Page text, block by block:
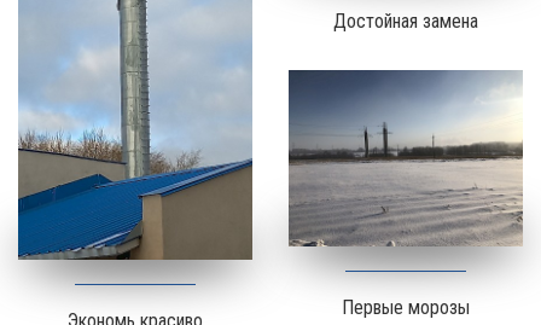
Достойная замена
Первые морозы